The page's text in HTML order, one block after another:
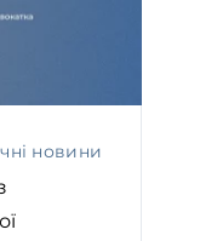
новини